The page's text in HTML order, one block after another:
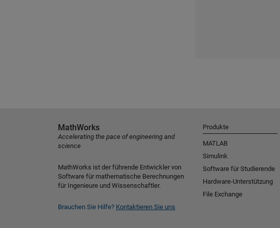
MathWorks
Accelerating the pace of engineering and
science
MathWorks ist der führende Entwickler von
Software für mathematische Berechnungen
für Ingenieure und Wissenschaftler.
Brauchen Sie Hilfe? Kontaktieren Sie uns
Produkte
MATLAB
Simulink
Software für Studierende
Hardware-Unterstützung
File Exchange